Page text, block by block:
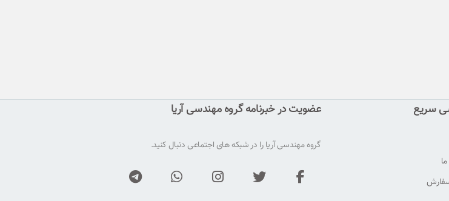
عضویت در خبرنامه گروه مهندسی آریا
گروه مهندسی آریا را در شبکه های اجتماعی دنبال کنید.
سریع